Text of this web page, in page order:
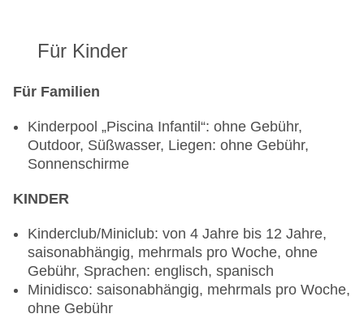
Bars & mehr: 2
snacks“: gegen Gebühr, bei All Inclusive inklusive
All Inclusive inklusive
Zum Silvestermenü ist für Herren Anzug mit
Cocktailkleid obligatorisch.
Für Kinder
Für Familien
Kinderpool „Piscina Infantil“: ohne Gebühr,
Outdoor, Süßwasser, Liegen: ohne Gebühr,
Sonnenschirme
KINDER
Kinderclub/Miniclub: von 4 Jahre bis 12 Jahre,
saisonabhängig, mehrmals pro Woche, ohne
Gebühr, Sprachen: englisch, spanisch
Minidisco: saisonabhängig, mehrmals pro Woche,
ohne Gebühr